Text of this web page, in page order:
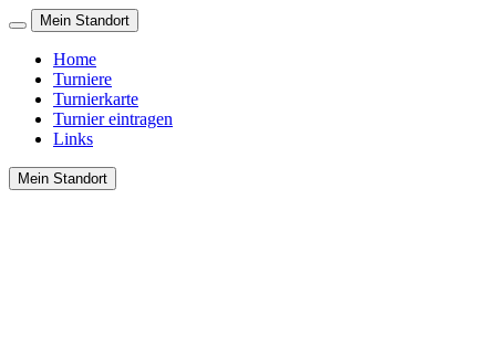
Mein Standort
Home
Turniere
Turnierkarte
Turnier eintragen
Links
Mein Standort